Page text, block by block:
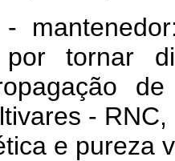
por tornar
-
e pureza